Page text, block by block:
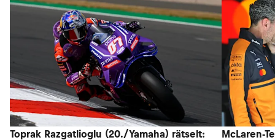
Toprak Razgatlioglu (20./Yamaha) rätselt:
McLaren-